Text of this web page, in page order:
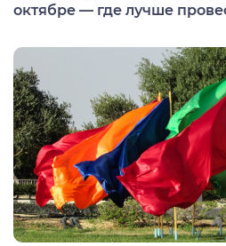
октябре — где лучше